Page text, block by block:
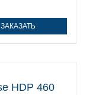
ЗАКАЗАТЬ